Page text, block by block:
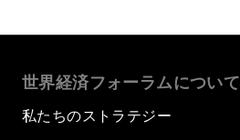
世界経済フォーラムについて
私たちのストラテジー